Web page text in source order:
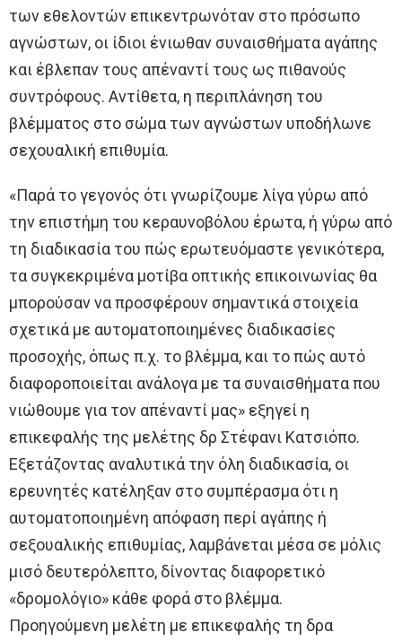
των εθελοντών επικεντρωνόταν στο πρόσωπο
αγνώστων, οι ίδιοι ένιωθαν συναισθήματα αγάπης
και έβλεπαν τους απέναντί τους ως πιθανούς
συντρόφους. Αντίθετα, η περιπλάνηση του
βλέμματος στο σώμα των αγνώστων υποδήλωνε
σεχουαλική επιθυμία.
«Παρά το γεγονός ότι γνωρίζουμε λίγα γύρω από
την επιστήμη του κεραυνοβόλου έρωτα, ή γύρω από
τη διαδικασία του πώς ερωτευόμαστε γενικότερα,
τα συγκεκριμένα μοτίβα οπτικής επικοινωνίας θα
μπορούσαν να προσφέρουν σημαντικά στοιχεία
σχετικά με αυτοματοποιημένες διαδικασίες
προσοχής, όπως π.χ. το βλέμμα, και το πώς αυτό
διαφοροποιείται ανάλογα με τα συναισθήματα που
νιώθουμε για τον απέναντί μας» εξηγεί η
επικεφαλής της μελέτης δρ Στέφανι Κατσιόπο.
Εξετάζοντας αναλυτικά την όλη διαδικασία, οι
ερευνητές κατέληξαν στο συμπέρασμα ότι η
αυτοματοποιημένη απόφαση περί αγάπης ή
σεξουαλικής επιθυμίας, λαμβάνεται μέσα σε μόλις
μισό δευτερόλεπτο, δίνοντας διαφορετικό
«δρομολόγιο» κάθε φορά στο βλέμμα.
Προηγούμενη μελέτη με επικεφαλής τη δρα